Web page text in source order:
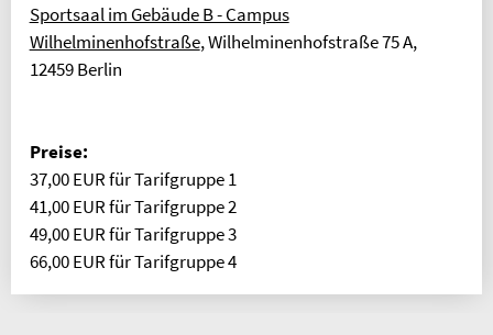
Sportsaal im Gebäude B - Campus
Wilhelminenhofstraße, Wilhelminenhofstraße 75 A,
12459 Berlin
Preise:
37,00 EUR für Tarifgruppe 1
41,00 EUR für Tarifgruppe 2
49,00 EUR für Tarifgruppe 3
66,00 EUR für Tarifgruppe 4